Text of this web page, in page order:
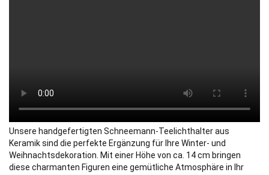
Unsere handgefertigten Schneemann-Teelichthalter aus
Keramik sind die perfekte Ergänzung für Ihre Winter- und
Weihnachtsdekoration. Mit einer Höhe von ca. 14 cm bringen
diese charmanten Figuren eine gemütliche Atmosphäre in Ihr